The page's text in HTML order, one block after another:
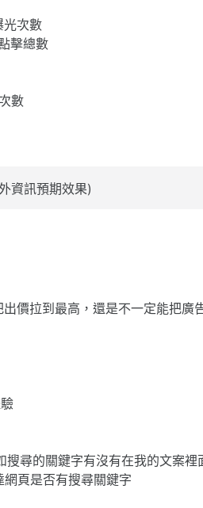
光次數
擊總數
數
資訊預期效果)
價拉到最高，還是不一定能把廣
搜尋的關鍵字有沒有在我的文案裡
網頁是否有搜尋關鍵字